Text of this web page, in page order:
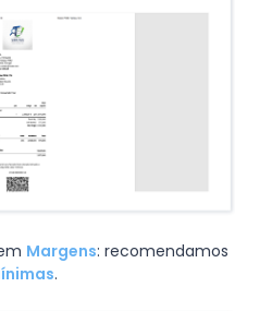
Margens: recomendamos
.